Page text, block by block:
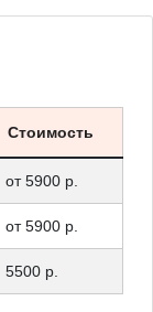
Стоимость
от 5900 р.
от 5900 р.
5500 р.